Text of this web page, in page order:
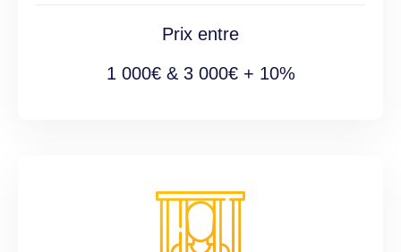
Prix entre
1 000€ & 3 000€ + 10%